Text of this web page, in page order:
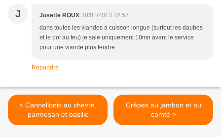
J Josette ROUX 30/01/2013 12:53
dans toutes les viandes à cuisson longue (surtout les daubes
et le pot au feu) je sale uniquement 10mn avant le service
pour une viande plus tendre.
Répondre
< Cannellonis au chèvre,
parmesan et basilic
Crêpes au jambon et au
comté >